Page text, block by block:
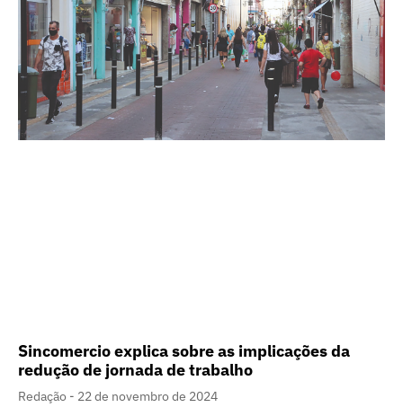
Sincomercio explica sobre as implicações da
redução de jornada de trabalho
Redação 22 de novembro de 2024